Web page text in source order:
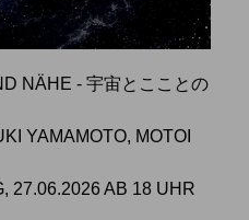
NÄHE - 宇宙とこことの
YAMAMOTO, MOTOI
27.06.2026 AB 18 UHR